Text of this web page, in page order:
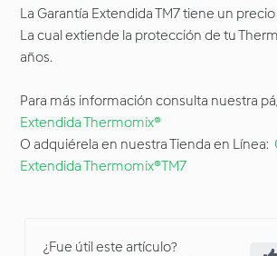
La Garantía Extendida TM7 tiene un precio
La cual extiende la protección de tu
años.
Para más información consulta nuestra
Extendida Thermomix®
O adquiérela en nuestra Tienda en Línea:
Extendida Thermomix®TM7
¿Fue útil este artículo?